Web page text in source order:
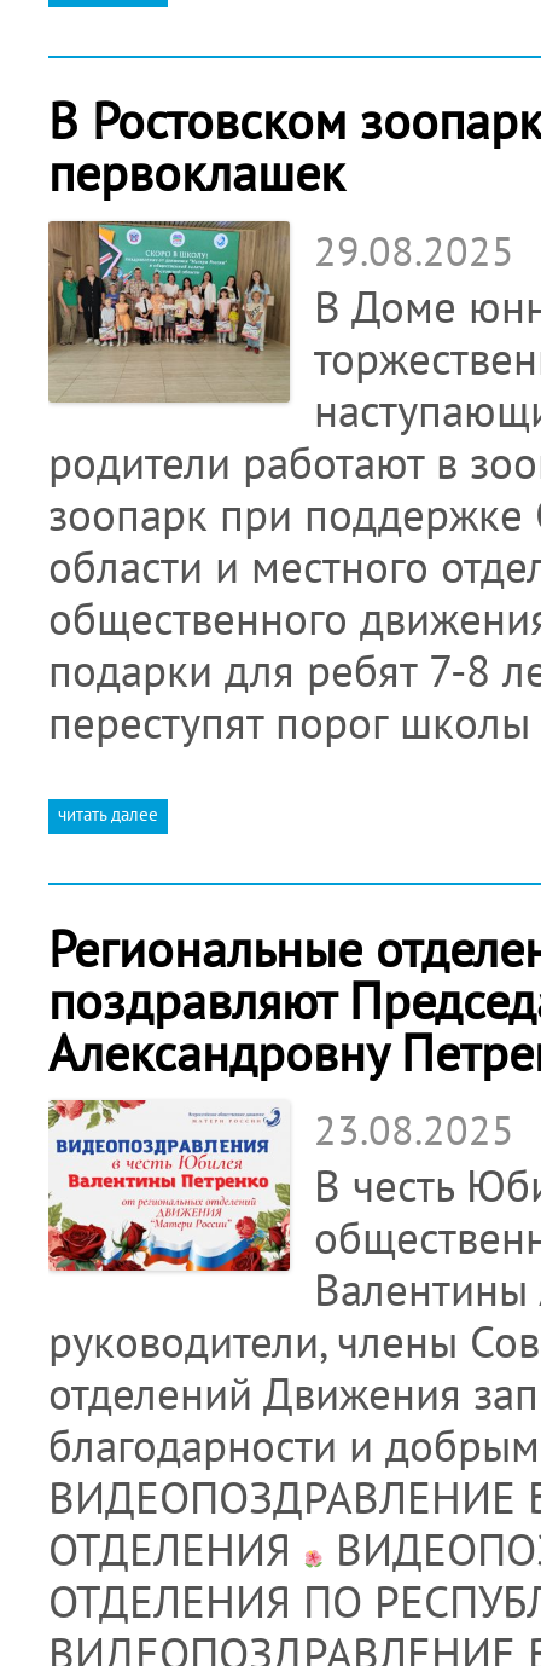
В Ростовском
первоклашек
29.08.2025
В Доме
родители работают в
зоопарк при поддержке
области и местного
общественного
подарки для ребят 7-8
переступят порог
читать далее
Региональные
поздравляют
Александровну
23.08.2025
В честь
руководители, члены
отделений Движения
благодарности и
ВИДЕОПОЗДРАВЛЕНИЕ
ОТДЕЛЕНИЯ
ОТДЕЛЕНИЯ ПО
ВИДЕОПОЗДРАВЛЕНИЕ